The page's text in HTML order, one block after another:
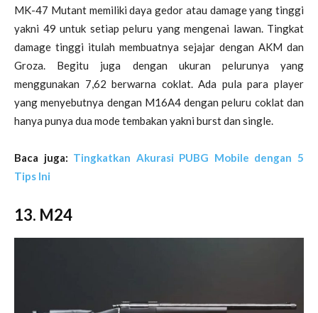
MK-47 Mutant memiliki daya gedor atau damage yang tinggi
yakni 49 untuk setiap peluru yang mengenai lawan. Tingkat
damage tinggi itulah membuatnya sejajar dengan AKM dan
Groza. Begitu juga dengan ukuran pelurunya yang
menggunakan 7,62 berwarna coklat. Ada pula para player
yang menyebutnya dengan M16A4 dengan peluru coklat dan
hanya punya dua mode tembakan yakni burst dan single.
Baca juga: Tingkatkan Akurasi PUBG Mobile dengan 5
Tips Ini
13. M24